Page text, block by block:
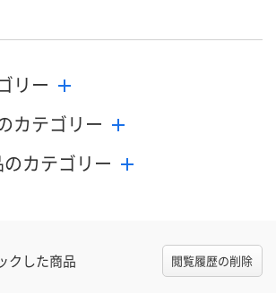
リー
カテゴリー
のカテゴリー
クした商品 閲覧履歴の削除